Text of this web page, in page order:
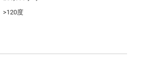
>120度